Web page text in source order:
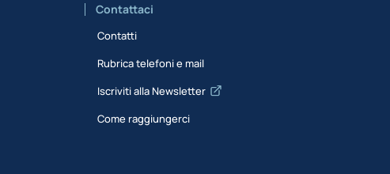
Contattaci
Contatti
Rubrica telefoni e mail
Iscriviti alla Newsletter
Come raggiungerci